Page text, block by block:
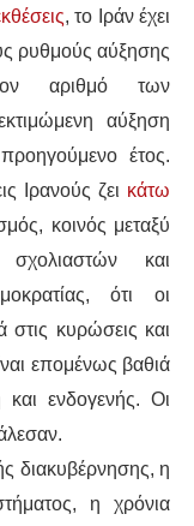
, το Ιράν έχει
ρυθμούς αύξησης
αριθμό των
αύξηση
έτος.
Ιρανούς ζει κάτω
κοινός μεταξύ
και
ότι οι
στις κυρώσεις και
επομένως βαθιά
ενδογενής. Οι
διακυβέρνησης, η
η χρόνια